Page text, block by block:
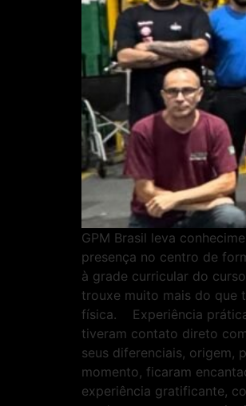
GPM Brasil leva
presença no centro de
à grade curricular do
trouxe muito mais do que
física. Experiência
tiveram contato direto
seus diferenciais, origem,
momento, ficaram
experiência gratificante,